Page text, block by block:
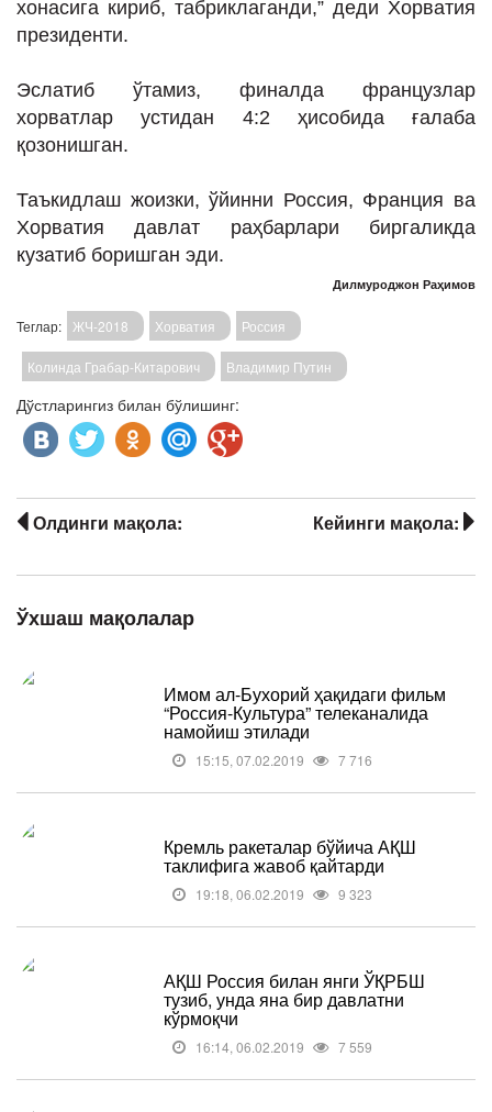
хонасига кириб, табриклаганди,” деди Хорватия
президенти.
Эслатиб ўтамиз, финалда французлар
хорватлар устидан 4:2 ҳисобида ғалаба
қозонишган.
Таъкидлаш жоизки, ўйинни Россия, Франция ва
Хорватия давлат раҳбарлари биргаликда
кузатиб боришган эди.
Дилмуроджон Раҳимов
Теглар: ЖЧ-2018 Хорватия Россия
Колинда Грабар-Китарович Владимир Путин
Дўстларингиз билан бўлишинг:
Кейинги мақола:
Олдинги мақола:
Ўхшаш мақолалар
Имом ал-Бухорий ҳақидаги фильм
“Россия-Культура” телеканалида
намойиш этилади
15:15, 07.02.2019 7 716
Кремль ракеталар бўйича АҚШ
таклифига жавоб қайтарди
19:18, 06.02.2019 9 323
АҚШ Россия билан янги ЎҚРБШ
тузиб, унда яна бир давлатни
кўрмоқчи
16:14, 06.02.2019 7 559